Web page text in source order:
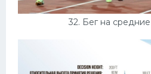
32. Бег на